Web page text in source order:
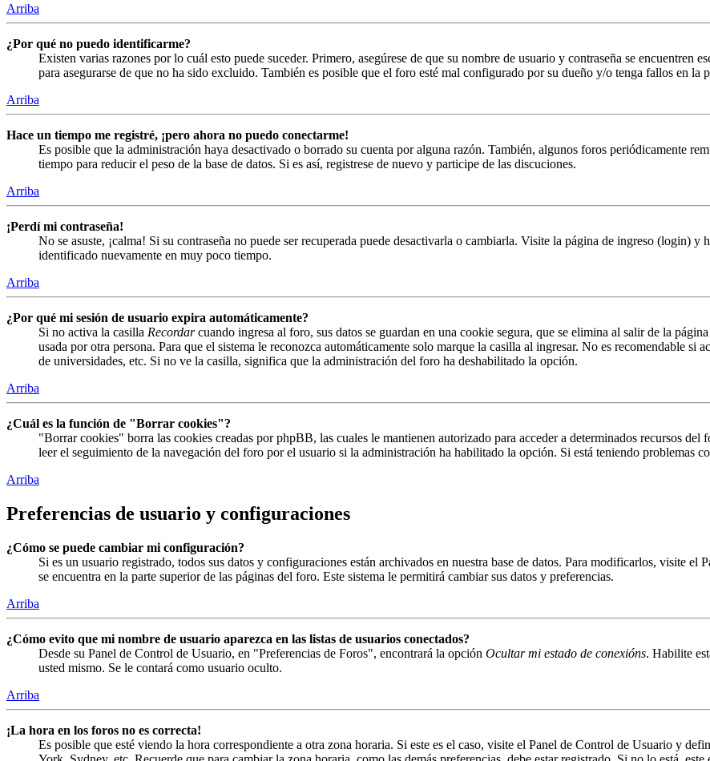
Arriba
¿Por qué no puedo identificarme?
Existen varias razones por lo cuál esto puede suceder. Primero, asegúrese de que su nombre de usuario y contraseña se encuentren
para asegurarse de que no ha sido excluido. También es posible que el foro esté mal configurado por su dueño y/o tenga fallos en la
Arriba
Hace un tiempo me registré, ¡pero ahora no puedo conectarme!
Es posible que la administración haya desactivado o borrado su cuenta por alguna razón. También, algunos foros periódicamente
tiempo para reducir el peso de la base de datos. Si es así, registrese de nuevo y participe de las discuciones.
Arriba
¡Perdí mi contraseña!
No se asuste, ¡calma! Si su contraseña no puede ser recuperada puede desactivarla o cambiarla. Visite la página de ingreso (login) y
identificado nuevamente en muy poco tiempo.
Arriba
¿Por qué mi sesión de usuario expira automáticamente?
Si no activa la casilla Recordarcuando ingresa al foro, sus datos se guardan en una cookie segura, que se elimina al salir de la
usada por otra persona. Para que el sistema le reconozca automáticamente solo marque la casilla al ingresar. No es recomendable
de universidades, etc. Si no ve la casilla, significa que la administración del foro ha deshabilitado la opción.
Arriba
¿Cuál es la función de "Borrar cookies"?
"Borrar cookies" borra las cookies creadas por phpBB, las cuales le mantienen autorizado para acceder a determinados recursos
leer el seguimiento de la navegación del foro por el usuario si la administración ha habilitado la opción. Si está teniendo problemas
Arriba
Preferencias de usuario y configuraciones
¿Cómo se puede cambiar mi configuración?
Si es un usuario registrado, todos sus datos y configuraciones están archivados en nuestra base de datos. Para modificarlos, visite
se encuentra en la parte superior de las páginas del foro. Este sistema le permitirá cambiar sus datos y preferencias.
Arriba
¿Cómo evito que mi nombre de usuario aparezca en las listas de usuarios conectados?
Desde su Panel de Control de Usuario, en "Preferencias de Foros", encontrará la opción Ocultar mi estado de conexións. Habilite
usted mismo. Se le contará como usuario oculto.
Arriba
¡La hora en los foros no es correcta!
Es posible que esté viendo la hora correspondiente a otra zona horaria. Si este es el caso, visite el Panel de Control de Usuario y